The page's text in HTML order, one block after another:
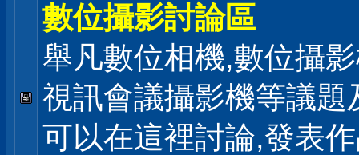
數位攝影討論區
舉凡數位相機,數位攝
視訊會議攝影機等議題
可以在這裡討論,發表